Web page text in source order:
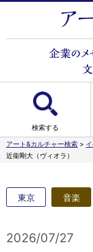
検索する
アート&カルチャー検索 >
近衞剛大（ヴィオラ）
東京 音楽
2026/07/27